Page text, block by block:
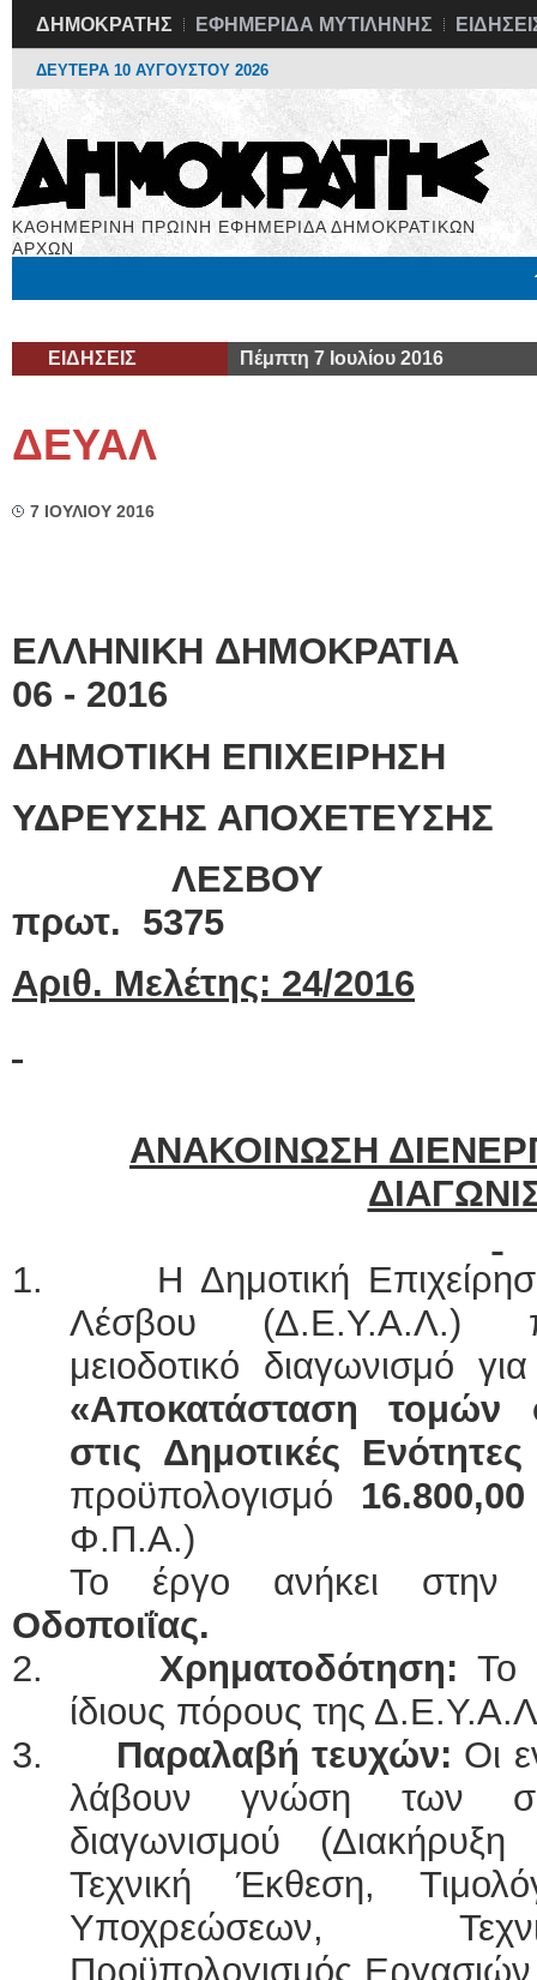
ΔΗΜΟΚΡΑΤΗΣ ΕΦΗΜΕΡΙΔΑ ΜΥΤΙΛΗΝΗΣ
ΔΕΥΤΕΡΑ 10 ΑΥΓΟΥΣΤΟΥ 2026
ΚΑΘΗΜΕΡΙΝΗ ΠΡΩΙΝΗ ΕΦΗΜΕΡΙΔΑ ΔΗΜΟΚΡΑΤΙΚΩΝ
ΑΡΧΩΝ
ΕΙΔΗΣΕΙΣ Πέμπτη 7 Ιουλίου 2016
ΔΕΥΑΛ
7 ΙΟΥΛΙΟΥ 2016
ΕΛΛΗΝΙΚΗ
06 - 2016
ΔΗΜΟΤΙΚΗ ΕΠΙΧΕΙΡΗΣΗ
ΥΔΡΕΥΣΗΣ ΑΠΟΧΕΤΕΥΣΗΣ
πρωτ. 5375
Αριθ. Μελέτης: 24/2016
ΑΝΑΚΟΙΝΩΣΗ
1. Η Δημοτική
Λέσβου (Δ.Ε.Υ.Α.Λ.)
μειοδοτικό διαγωνισμό
«Αποκατάσταση τομών
στις Δημοτικές
προϋπολογισμό
Φ.Π.Α.)
Το έργο ανήκει στην
Οδοποιΐας.
2. Χρηματοδότηση: Το
ίδιους πόρους της
3. Παραλαβή τευχών: Οι
λάβουν γνώση των
διαγωνισμού
Τεχνική Έκθεση,
Υποχρεώσεων,
Προϋπολογισμός